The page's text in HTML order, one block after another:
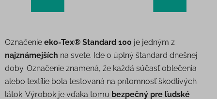
Označenie eko-Tex® Standard 100 je jedným z
najznámejších na svete. Ide o úplný štandard dnešnej
doby. Označenie znamená, že každá súčasť oblečenia
alebo textílie bola testovaná na prítomnosť škodlivých
látok. Výrobok je vďaka tomu bezpečný pre ľudské